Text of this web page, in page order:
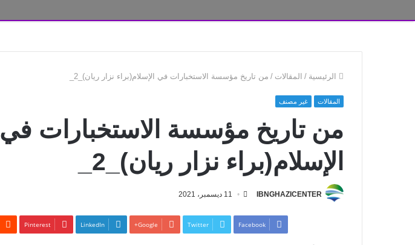
الرئيسية / المقالات / من تاريخ مؤسسة الاستخبارات في الإسلام(براء نزار ريان)_2_
المقالات غير مصنف
من تاريخ مؤسسة الاستخبارات في
الإسلام(براء نزار ريان)_2_
IBNGHAZICENTER 11 ديسمبر، 2021
Facebook
Twitter
Google+
LinkedIn
Pinterest